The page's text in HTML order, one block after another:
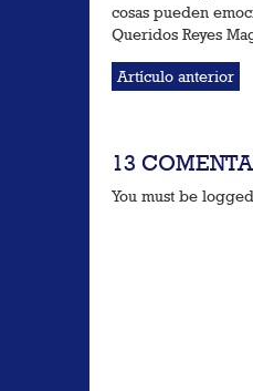
cosas pueden
Queridos Reyes
Artículo anterior
13
You must be